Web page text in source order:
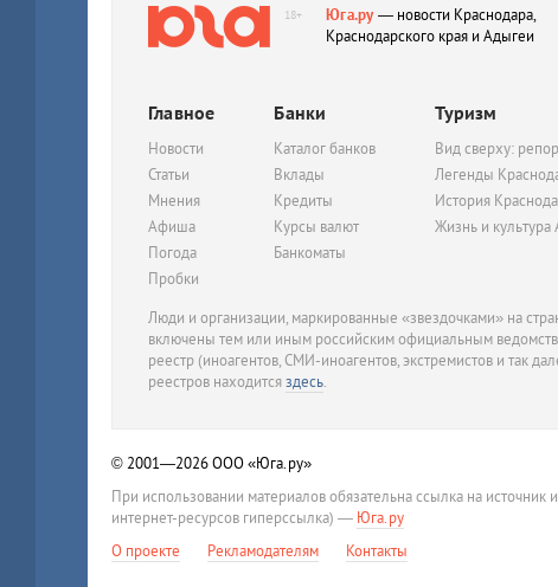
18+ Юга.ру— новости Краснодара,
Краснодарского края и Адыгеи
Главное
Новости
Статьи
Мнения
Афиша
Погода
Пробки
Банки
Каталог банков
Вклады
Кредиты
Курсы валют
Банкоматы
Туризм
Вид сверху:
Легенды
История
Жизнь и культура
Люди и организации, маркированные «звездочками» на
включены тем или иным российским официальным
реестр (иноагентов, СМИ-иноагентов, экстремистов и так
реестров находитсяздесь.
© 2001—2026ООО «Юга.ру»
При использовании материалов обязательна ссылка на
интернет-ресурсов гиперссылка) — Юга.ру
О проекте
Рекламодателям Контакты